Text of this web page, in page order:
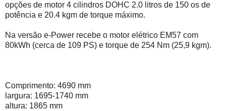
opções de motor 4 cilindros DOHC 2.0 litros de 150 os de
potência e 20.4 kgm de torque máximo.
Na versão e-Power recebe o motor elétrico EM57 com
80kWh (cerca de 109 PS) e torque de 254 Nm (25,9 kgm).
Comprimento: 4690 mm
largura: 1695-1740 mm
altura: 1865 mm